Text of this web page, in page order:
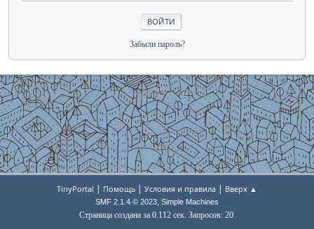
Забыли пароль?
TinyPortal | Помощь | Условия и правила | Вверх ▲
SMF 2.1.4 © 2023, Simple Machines
Страница создана за 0.112 сек. Запросов: 20.